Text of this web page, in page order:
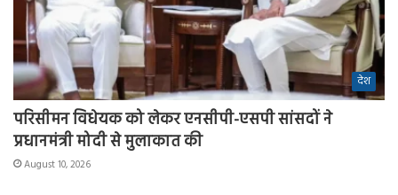
देश
परिसीमन विधेयक को लेकर एनसीपी-एसपी सांसदों ने
प्रधानमंत्री मोदी से मुलाकात की
August 10, 2026